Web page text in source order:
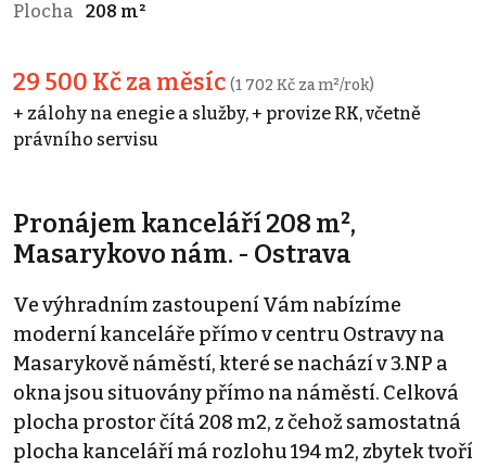
Plocha
208 m²
29 500 Kč za měsíc (1 702 Kč za m²/rok)
+ zálohy na enegie a služby, + provize RK, včetně
právního servisu
Pronájem kanceláří 208 m²,
Masarykovo nám. - Ostrava
Ve výhradním zastoupení Vám nabízíme
moderní kanceláře přímo v centru Ostravy na
Masarykově náměstí, které se nachází v 3.NP a
okna jsou situovány přímo na náměstí. Celková
plocha prostor čítá 208 m2, z čehož samostatná
plocha kanceláří má rozlohu 194 m2, zbytek tvoří